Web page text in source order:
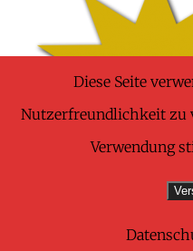
Diese Seite
Nutzerfreundlichkeit zu
Verwendung